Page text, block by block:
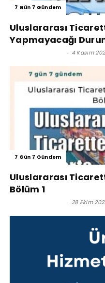
7 Gün 7 Gündem
Uluslararası
Yapmayacağı
- 4 Kasım
7 Gün 7 Gündem
Uluslararası
Bölüm 1
- 28 Ekim